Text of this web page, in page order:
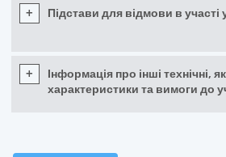
+ Підстави для відмови в участі
+
Інформація про інші технічні,
характеристики та вимоги до